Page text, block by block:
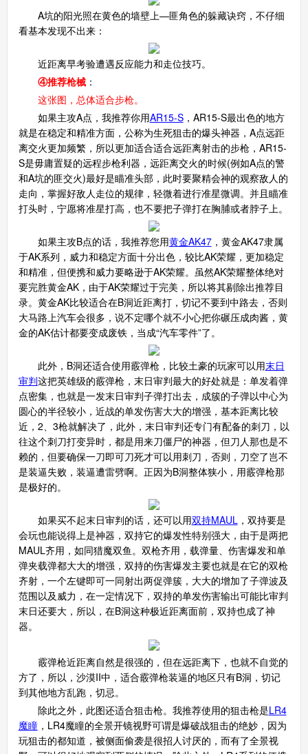
A坑的阳光照在黄色的墙壁上—匪角色的躲藏诀窍，不仔细
看基本发现不出来：
近距离早考验遭遇反应能力和走位技巧。
④推荐枪械：
这张图，总体适合步枪。
如果主攻A点，我推荐你用AR15-S，AR15-S最出色的地方
就是在稳定和精准方面，公称为生死狙击的爆头神器，A点远距
离交火更加频繁，所以更加适合适合远距离射击的步枪，AR15-
S是毋庸置疑的远程步枪利器，远距离交火的时候(例如A点的警
和A坑的匪交火)最好是瞄准头部，此时要聚精会神的观察敌人的
走向，掌握好敌人走位的规律，轻微着进行准星微调。并且瞄准
打头时，宁愿将准星打高，也不要把子弹打在胸脯或者脖子上。
如果主攻B点的话，我推荐您用黄金AK47，黄金AK47隶属
于AK系列，威力和稳定方面十分出色，较比AK荣耀，更加稳定
和精准，但便携和威力要略逊于AK荣耀。虽然AK荣耀整体绝对
要完胜黄金AK，由于AK荣耀过于完美，所以将其剔除出推荐目
录。黄金AK比较适合在B洞近距离打，切记不要到中路去，否则
大马路上汽车会很多，说不定哪个就不小心把你碾压成肉酱，黄
金的AK估计都要变成废铁，当成“汽车零件”了。
此外，B洞还适合使用霰弹枪，比较土豪的玩家可以用末日
审判这把英雄级的霰弹枪，末日审判最大的好处就是：单发着弹
点密集，也就是一发末日审判子弹打出去，成簇的子弹以中心为
圆心的半径较小，近战的单发伤害大大的增强，基本距离比较
近，2、3枪就解决了，此外，末日审判还专门有配备的刺刀，以
往这个刺刀打变异时，都是用来刀僵尸的神器，但刀人那也是不
赖的，但要确保一刀即可刀死才可以用刺刀，否则，刀空了岂不
是装逼失败，装逼遭雷劈啊。正因为B洞整体狭小，用霰弹枪那
是极好的。
如果买不起末日审判的话，还可以用双持MAUL ，双持要是
会玩也能说得上是神器，双持它的爆发性特别强大，由于是两把
MAUL齐用，如同猎魔双鱼。双枪齐用，载弹量、伤害爆发和单
弹夹载弹都大大的增强，双持的伤害爆发主要也就是在它的双枪
齐射，一个左键即可一同射出两促弹簇，大大的增加了子弹波及
范围以及威力，在一定情况下，双持的单发伤害输出可能比审判
末日还要大，所以，在B洞这种极近距离面前，双持也成了神
器。
霰弹枪近距离自然是很强的，但在远距离下，也就不自觉的
方了，所以，沙漠II中，适合霰弹枪装逼的地区只有B洞，切记
到其他地方乱跑，切忌。
除此之外，此图还适合狙击枪。我推荐使用的狙击枪是LR4
魔瞳，LR4魔瞳的全景开镜视野可谓是爆破战狙击的绝妙，因为
玩狙击的都知道，被侧面偷袭是很招人讨厌的，而有了全景视